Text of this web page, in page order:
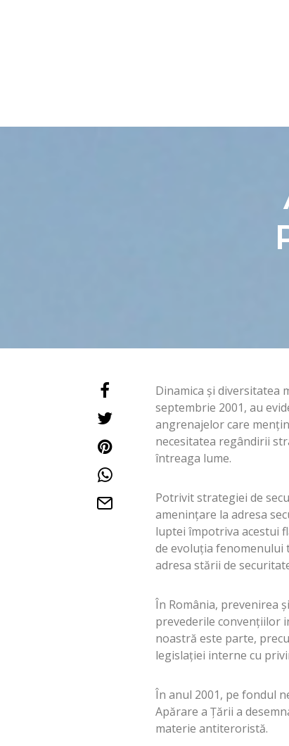
Dinamica şi
septembrie 2001, au
angrenajelor care
necesitatea regândirii
întreaga lume.
Potrivit strategiei de
ameninţare la adresa
luptei împotriva acestui
de evoluţia
adresa stării de
În România, prevenirea
prevederile convenţiilor
noastră este parte,
legislaţiei interne cu
În anul 2001, pe fondul
Apărare a Ţării a
materie antiteroristă.